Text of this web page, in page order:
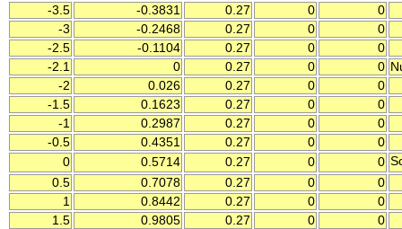
-3.5
-0.3831 0.27 0
0
-3
-0.2468 0.27 0
0
-2.5
-0.1104 0.27 0
0
-2.1
0 0.27 0 0
-2
0.026 0.27 0
0
-1.5
0.1623 0.27 0
0
-1
0.2987 0.27 0
0
-0.5
0.4351 0.27 0
0
0
0.5714 0.27 0 0
0.5
0.7078 0.27 0
0
1
0.8442 0.27 0
0
1.5
0.9805 0.27 0
0